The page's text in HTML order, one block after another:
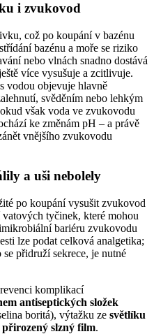
i zvukovod
což po koupání v bazénu
bazénu a moře se riziko
nebo vlnách snadno dostává
více vysušuje a zcitlivuje.
vodou objevuje hlavně
svěděním nebo lehkým
však voda ve zvukovodu
ke změnám pH –⁠ a právě
vnějšího zvukovodu
a uši nebolely
po koupání vysušit zvukovod
tyčinek, které mohou
bariéru zvukovodu
lze podat celková analgetika;
přidruží sekrece, je nutné
komplikací
antiseptických složek
boritá), výtažku ze světlíku
slzný film.